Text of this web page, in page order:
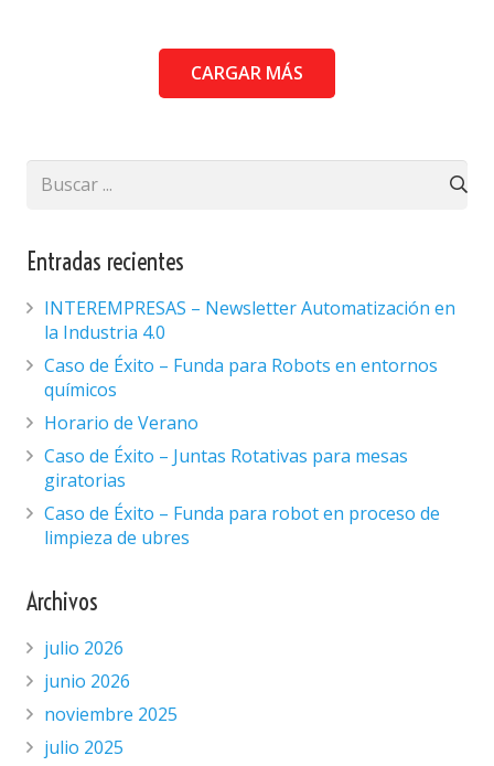
CARGAR MÁS
Entradas recientes
INTEREMPRESAS – Newsletter Automatización en
la Industria 4.0
Caso de Éxito – Funda para Robots en entornos
químicos
Horario de Verano
Caso de Éxito – Juntas Rotativas para mesas
giratorias
Caso de Éxito – Funda para robot en proceso de
limpieza de ubres
Archivos
julio 2026
junio 2026
noviembre 2025
julio 2025